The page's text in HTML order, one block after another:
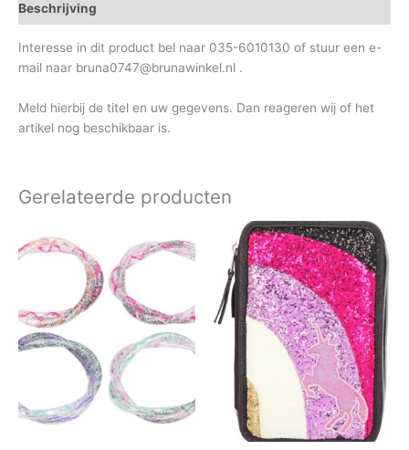
Beschrijving
Interesse in dit product bel naar 035-6010130 of stuur een e-
mail naar bruna0747@brunawinkel.nl .
Meld hierbij de titel en uw gegevens. Dan reageren wij of het
artikel nog beschikbaar is.
Gerelateerde producten